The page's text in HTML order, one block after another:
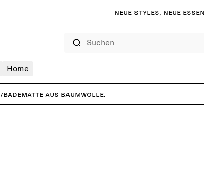
Neue Styles, neue
Home
/Badematte aus Baumwolle.